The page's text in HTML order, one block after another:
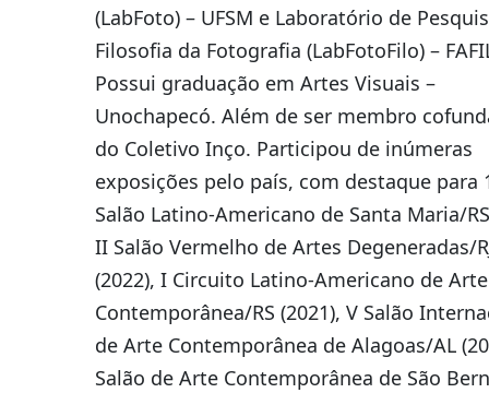
(LabFoto) – UFSM e Laboratório de
Filosofia da Fotografia (LabFotoFilo) –
Possui graduação em Artes Visuais –
Unochapecó. Além de ser membro
do Coletivo Inço. Participou de inúmeras
exposições pelo país, com destaque para
Salão Latino-Americano de Santa Maria/
II Salão Vermelho de Artes Degeneradas/
(2022), I Circuito Latino-Americano de Arte
Contemporânea/RS (2021), V Salão
de Arte Contemporânea de Alagoas/AL
Salão de Arte Contemporânea de São